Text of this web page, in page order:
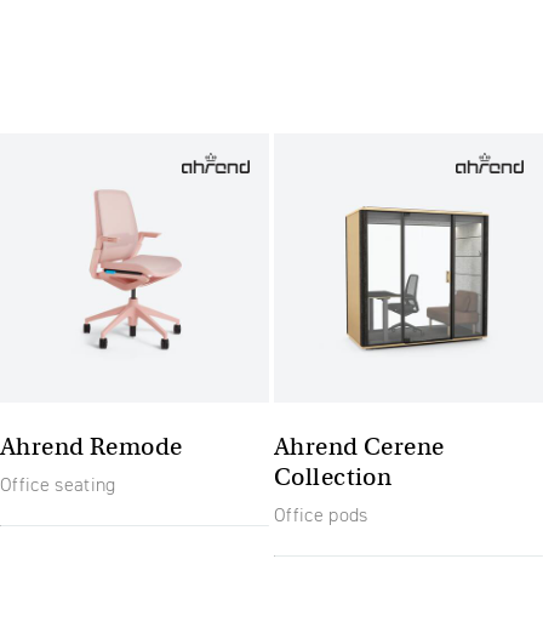
Ahrend Remode
Office seating
Ahrend Cerene
Collection
Office pods